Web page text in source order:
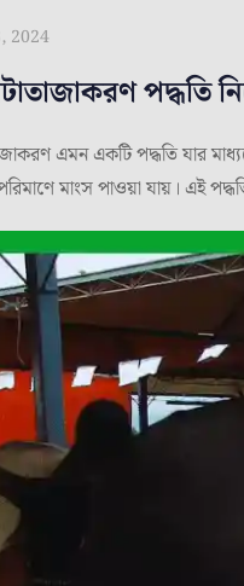
2024
এমন একটি পদ্ধতি যার
মাংস পাওয়া যায়। এই